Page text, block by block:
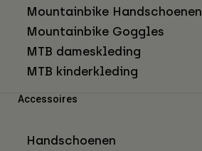
Mountainbike Handschoenen
Mountainbike Goggles
MTB dameskleding
MTB kinderkleding
Accessoires
Handschoenen